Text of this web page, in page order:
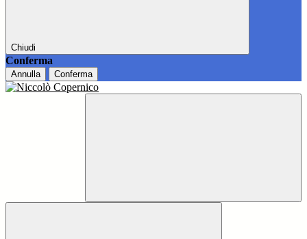
Chiudi
Conferma
Annulla Conferma